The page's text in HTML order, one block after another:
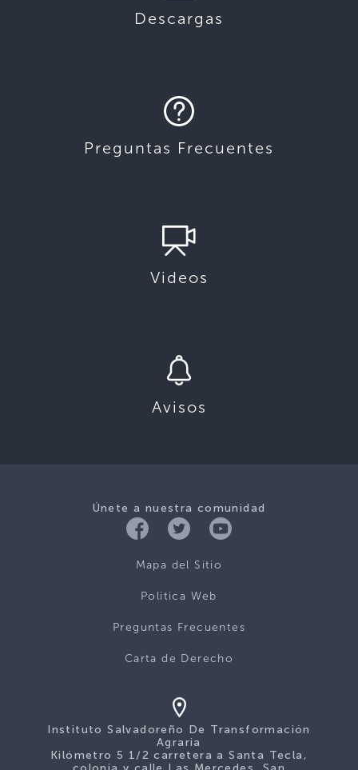
Descargas
Preguntas Frecuentes
Videos
Avisos
Únete a nuestra comunidad
Mapa del Sitio
Politica Web
Preguntas Frecuentes
Carta de Derecho
Instituto Salvadoreño De Transformación
Agraria
Kilómetro 5 1/2 carretera a Santa Tecla,